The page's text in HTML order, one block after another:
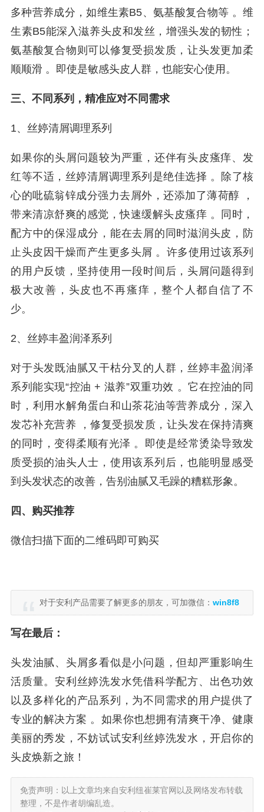
多种营养成分，如维生素B5、氨基酸复合物等 。维
生素B5能深入滋养头皮和发丝，增强头发的韧性；
氨基酸复合物则可以修复受损发质，让头发更加柔
顺顺滑 。即使是敏感头皮人群，也能安心使用。
三、不同系列，精准应对不同需求
1、丝婷清屑调理系列
如果你的头屑问题较为严重，还伴有头皮瘙痒、发
红等不适，丝婷清屑调理系列是绝佳选择 。除了核
心的吡硫翁锌成分强力去屑外，还添加了薄荷醇 ，
带来清凉舒爽的感觉，快速缓解头皮瘙痒 。同时，
配方中的保湿成分，能在去屑的同时滋润头皮，防
止头皮因干燥而产生更多头屑 。许多使用过该系列
的用户反馈，坚持使用一段时间后，头屑问题得到
极大改善，头皮也不再瘙痒，整个人都自信了不
少。
2、丝婷丰盈润泽系列
对于头发既油腻又干枯分叉的人群，丝婷丰盈润泽
系列能实现“控油 + 滋养”双重功效 。它在控油的同
时，利用水解角蛋白和山茶花油等营养成分，深入
发芯补充营养 ，修复受损发质，让头发在保持清爽
的同时，变得柔顺有光泽 。即使是经常烫染导致发
质受损的油头人士，使用该系列后，也能明显感受
到头发状态的改善，告别油腻又毛躁的糟糕形象。
四、购买推荐
微信扫描下面的二维码即可购买
对于安利产品需要了解更多的朋友，可加微信： win8f8
写在最后：
头发油腻、头屑多看似是小问题，但却严重影响生
活质量。安利丝婷洗发水凭借科学配方、出色功效
以及多样化的产品系列，为不同需求的用户提供了
专业的解决方案 。如果你也想拥有清爽干净、健康
美丽的秀发，不妨试试安利丝婷洗发水，开启你的
头皮焕新之旅！
免责声明：以上文章均来自安利纽崔莱官网以及网络发布转载
整理，不是作者胡编乱造。